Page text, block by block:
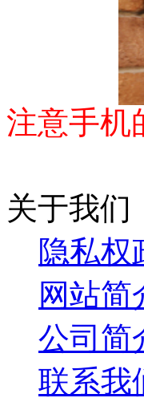
注意手机
关于我们
隐私权
网站简
公司简
联系我